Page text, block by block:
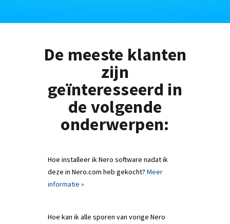
De meeste klanten
zijn
geïnteresseerd in
de volgende
onderwerpen:
Hoe installeer ik Nero software nadat ik
deze in Nero.com heb gekocht? Meer
informatie »
Hoe kan ik alle sporen van vorige Nero